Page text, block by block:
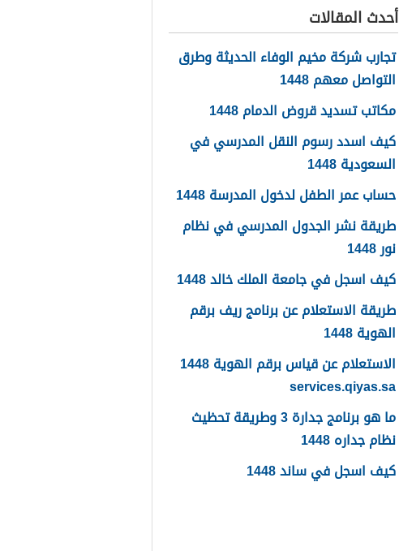
2026
أحدث المقالات
تجارب شركة مخيم الوفاء الحديثة وطرق
التواصل معهم 1448
مكاتب تسديد قروض الدمام 1448
كيف اسدد رسوم النقل المدرسي في
السعودية 1448
حساب عمر الطفل لدخول المدرسة 1448
طريقة نشر الجدول المدرسي في نظام
نور 1448
كيف اسجل في جامعة الملك خالد 1448
طريقة الاستعلام عن برنامج ريف برقم
الهوية 1448
الاستعلام عن قياس برقم الهوية 1448
services.qiyas.sa
ما هو برنامج جدارة 3 وطريقة تحظيث
نظام جداره 1448
كيف اسجل في ساند 1448